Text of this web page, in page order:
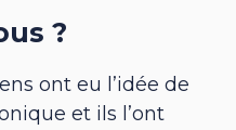
?
ont eu l’idée de
et ils l’ont